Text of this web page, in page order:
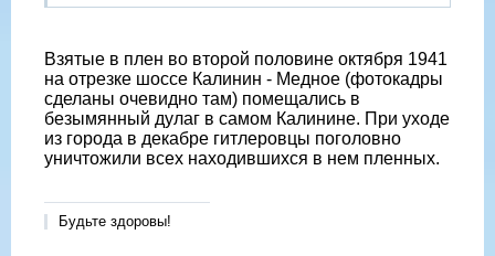
Взятые в плен во второй половине октября 1941
на отрезке шоссе Калинин - Медное (фотокадры
сделаны очевидно там) помещались в
безымянный дулаг в самом Калинине. При уходе
из города в декабре гитлеровцы поголовно
уничтожили всех находившихся в нем пленных.
Будьте здоровы!